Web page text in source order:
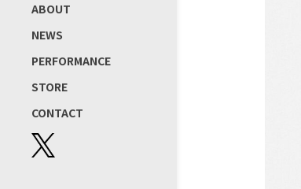
ABOUT
NEWS
PERFORMANCE
STORE
CONTACT